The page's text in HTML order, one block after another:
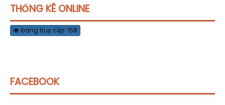
THỐNG KÊ ONLINE
Đang truy cập: 158
FACEBOOK